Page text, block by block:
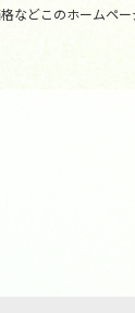
などこのホームペー